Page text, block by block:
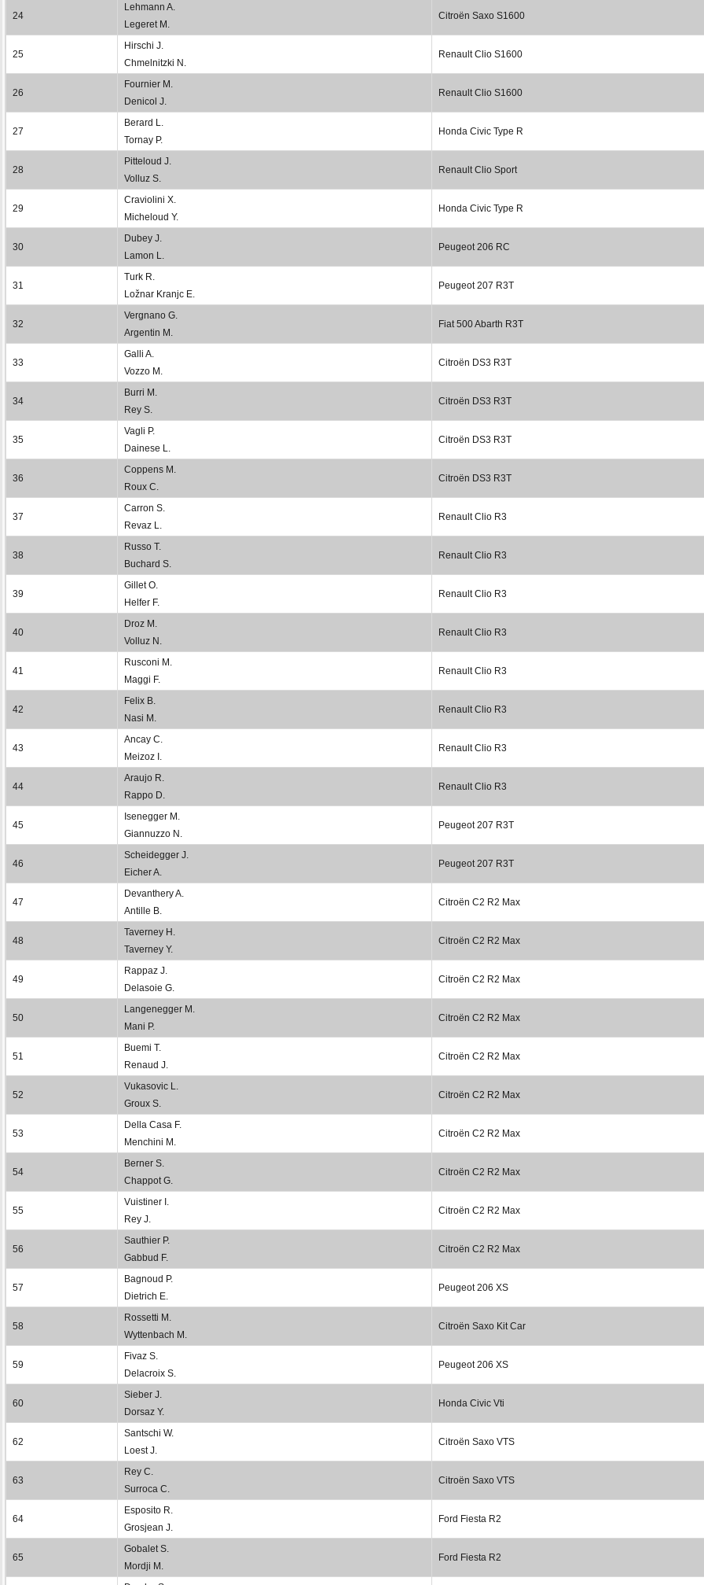
24
Lehmann A.
Legeret M.
Citroën Saxo S1600
25
Hirschi J.
Chmelnitzki N.
Renault Clio S1600
26
Fournier M.
Denicol J.
Renault Clio S1600
27
Berard L.
Tornay P.
Honda Civic Type R
28
Pitteloud J.
Volluz S.
Renault Clio Sport
29
Craviolini X.
Micheloud Y.
Honda Civic Type R
30
Dubey J.
Lamon L.
Peugeot 206 RC
31
Turk R.
Ložnar Kranjc E.
Peugeot 207 R3T
32
Vergnano G.
Argentin M.
Fiat 500 Abarth R3T
33
Galli A.
Vozzo M.
Citroën DS3 R3T
34
Burri M.
Rey S.
Citroën DS3 R3T
35
Vagli P.
Dainese L.
Citroën DS3 R3T
36
Coppens M.
Roux C.
Citroën DS3 R3T
37
Carron S.
Revaz L.
Renault Clio R3
38
Russo T.
Buchard S.
Renault Clio R3
39
Gillet O.
Helfer F.
Renault Clio R3
40
Droz M.
Volluz N.
Renault Clio R3
41
Rusconi M.
Maggi F.
Renault Clio R3
42
Felix B.
Nasi M.
Renault Clio R3
43
Ancay C.
Meizoz I.
Renault Clio R3
44
Araujo R.
Rappo D.
Renault Clio R3
45
Isenegger M.
Giannuzzo N.
Peugeot 207 R3T
46
Scheidegger J.
Eicher A.
Peugeot 207 R3T
47
Devanthery A.
Antille B.
Citroën C2 R2 Max
48
Taverney H.
Taverney Y.
Citroën C2 R2 Max
49
Rappaz J.
Delasoie G.
Citroën C2 R2 Max
50
Langenegger M.
Mani P.
Citroën C2 R2 Max
51
Buemi T.
Renaud J.
Citroën C2 R2 Max
52
Vukasovic L.
Groux S.
Citroën C2 R2 Max
53
Della Casa F.
Menchini M.
Citroën C2 R2 Max
54
Berner S.
Chappot G.
Citroën C2 R2 Max
55
Vuistiner I.
Rey J.
Citroën C2 R2 Max
56
Sauthier P.
Gabbud F.
Citroën C2 R2 Max
57
Bagnoud P.
Dietrich E.
Peugeot 206 XS
58
Rossetti M.
Wyttenbach M.
Citroën Saxo Kit Car
59
Fivaz S.
Delacroix S.
Peugeot 206 XS
60
Sieber J.
Dorsaz Y.
Honda Civic Vti
62
Santschi W.
Loest J.
Citroën Saxo VTS
63
Rey C.
Surroca C.
Citroën Saxo VTS
64
Esposito R.
Grosjean J.
Ford Fiesta R2
65
Gobalet S.
Mordji M.
Ford Fiesta R2